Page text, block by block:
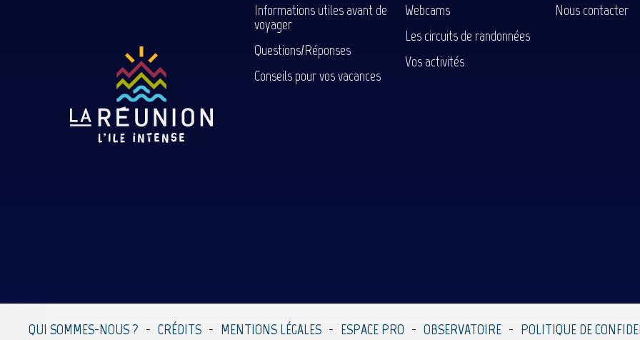
Informations utiles avant de
voyager
Questions/Réponses
Conseils pour vos vacances
Webcams
Les circuits de randonnées
Vos activités
Nous contacter
QUI SOMMES-NOUS ? CRÉDITS MENTIONS LÉGALES ESPACE PRO OBSERVATOIRE POLITIQUE DE